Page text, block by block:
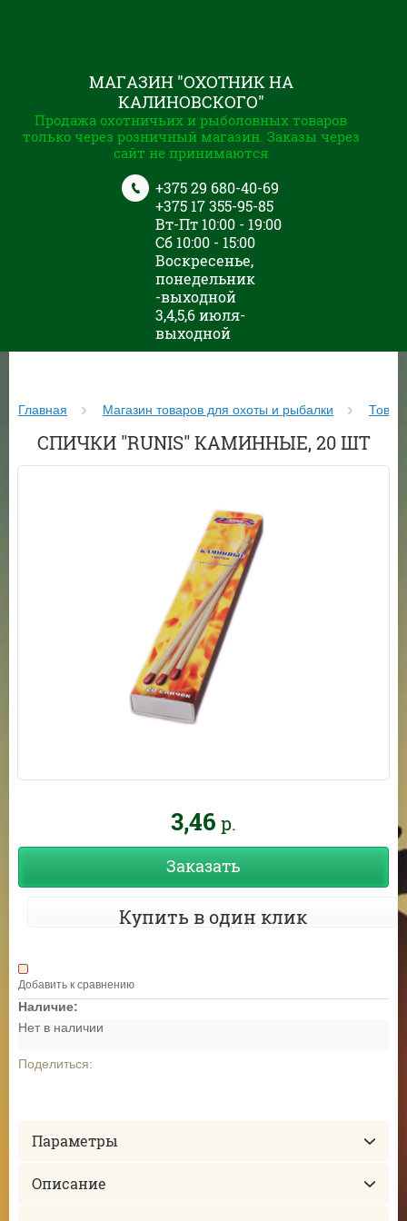
МАГАЗИН "ОХОТНИК НА
КАЛИНОВСКОГО"
Продажа охотничьих и рыболовных товаров
только через розничный магазин. Заказы через
сайт не принимаются
+375 29 680-40-69
+375 17 355-95-85
Вт-Пт 10:00 - 19:00
Сб 10:00 - 15:00
Воскресенье,
понедельник
-выходной
3,4,5,6 июля-
выходной
Главная Магазин товаров для охоты и рыбалки
СПИЧКИ "RUNIS" КАМИННЫЕ, 20 ШТ
3,46 р.
Заказать
Купить в один клик
Добавить к сравнению
Наличие:
Нет в наличии
Поделиться:
Параметры
Описание